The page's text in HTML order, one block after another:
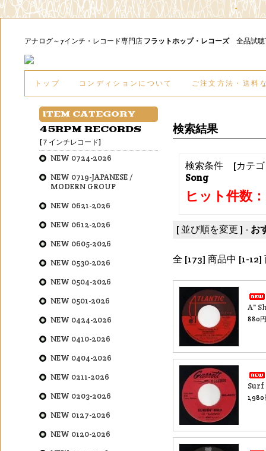
アナログ～7インチ・レコード専門店 フラットホップ・レコーズ全品試
トップ コンディションについて ご注文方法・送料
検索結果
検索条件 [カテゴ
Song
ヒット件数
[ 並び順を変更 ] - お
全 [173] 商品中 [1-
A"
880
Surf
1,980
ITEM CATEGORY
45RPM RECORDS
[７インチレコード]
NEW 0724-2026
NEW 0719-JAPANESE /
MODERN GROUP
NEW 0621-2026
NEW 0612-2026
NEW 0605-2026
NEW 0530-2026
NEW 0504-2026
NEW 0501-2026
NEW 0424-2026
NEW 0410-2026
NEW 0404-2026
NEW 0211-2026
NEW 0203-2026
NEW 0127-2026
NEW 0120-2026